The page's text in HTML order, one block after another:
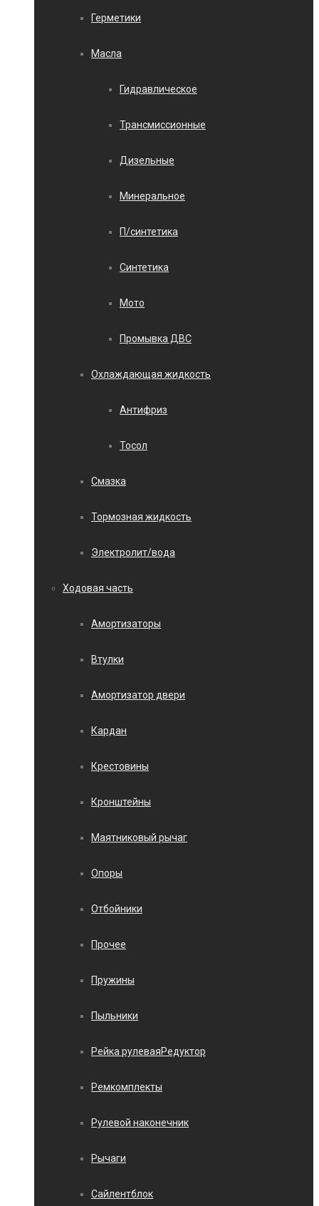
Герметики
Масла
Гидравлическое
Трансмиссионные
Дизельные
Минеральное
П/синтетика
Синтетика
Мото
Промывка ДВС
Охлаждающая жидкость
Антифриз
Тосол
Смазка
Тормозная жидкость
Электролит/вода
Ходовая часть
Амортизаторы
Втулки
Амортизатор двери
Кардан
Крестовины
Кронштейны
Маятниковый рычаг
Опоры
Отбойники
Прочее
Пружины
Пыльники
Рейка рулеваяРедуктор
Ремкомплекты
Рулевой наконечник
Рычаги
Сайлентблок